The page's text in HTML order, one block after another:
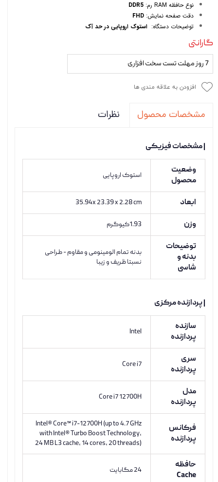
نوع حافظه RAM رم:
DDR5
دقت صفحه نمایش: FHD
توضیحات دستگاه: استوک اروپایی در حد آک
گارانتی
7 روز مهلت تست سخت افزاری
افزودن به علاقه مندی ها
مشخصات محصول نظرات
| مشخصات فیزیکی
وضعیت
محصول
استوک اروپایی
ابعاد 35.94x 23.39 x 2.28 cm
وزن 1.93کیوگرم
توضیحات
بدنه و
شاسی
بدنه تمام الومینومی و مقاوم - طراحی
نسبتا ظریف و زیبا
| پردازنده مرکزی
سازنده
پردازنده
Intel
سری
پردازنده
Core i7
مدل
پردازنده
Core i7 12700H
فرکانس
پردازنده
Intel® Core™ i7-12700H (up to 4.7 GHz
with Intel® Turbo Boost Technology,
24 MB L3 cache, 14 cores, 20 threads)
حافظه
Cache
24 مگابایت